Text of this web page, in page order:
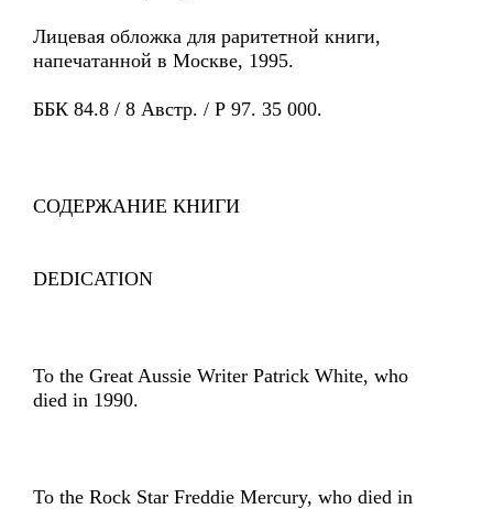
Лицевая обложка для раритетной книги,
напечатанной в Москве, 1995.
ББК 84.8 / 8 Австр. / Р 97. 35 000.
СОДЕРЖАНИЕ КНИГИ
DEDICATION
To the Great Aussie Writer Patrick White, who
died in 1990.
To the Rock Star Freddie Mercury, who died in